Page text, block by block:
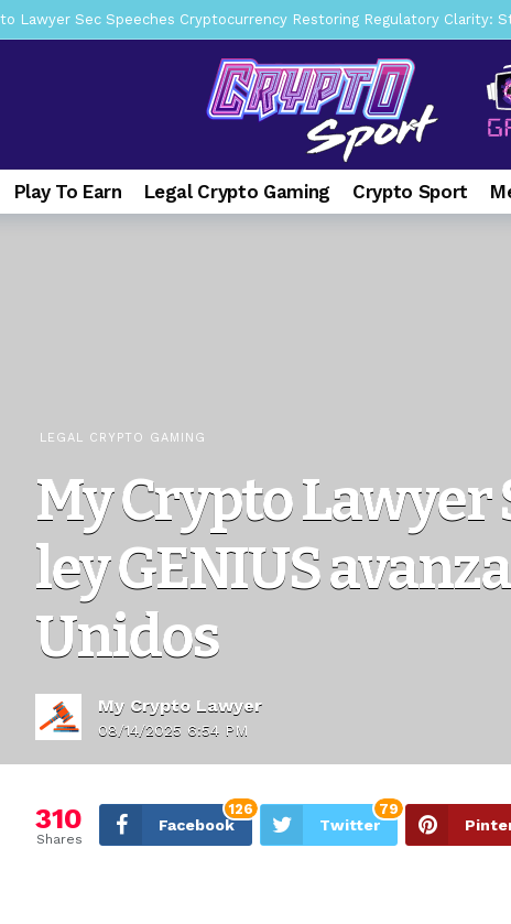
Lawyer Sec News Cynthia Lummis sets Trump condition for CLARITY
Lawyer Sec News Rusia envía a prisión al fundador de BitRiver por
Lawyer Sec Cryptocurrency SEC Announces Continuation of Small
Lawyer Sec News XRP price forecast ahead of CLARITY Act vote
Lawyer Sec News Europa pone en jaque a Polymarket y Kalshi por su
Play To Earn Legal Crypto Gaming Crypto Sport
LEGAL CRYPTO GAMING
My Crypto Lawyer
ley GENIUS
Unidos
My Crypto Lawyer
08/14/2025 6:54 PM
310
Shares
Facebook
126
Twitter
79